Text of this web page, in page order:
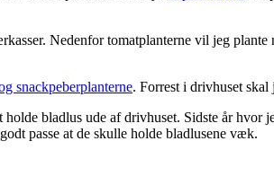
Nedenfor tomatplanterne vil jeg plante
snackpeberplanterne. Forrest i drivhuset
bladlus ude af drivhuset. Sidste år
passe at de skulle holde bladlusene væk.